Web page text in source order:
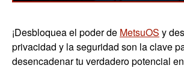
¡Desbloquea el poder de MetsuOS y
privacidad y la seguridad son la clave
desencadenar tu verdadero potencial